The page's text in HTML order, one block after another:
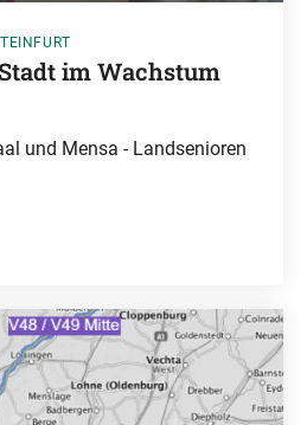
im Wachstum
und Mensa - Landsenioren